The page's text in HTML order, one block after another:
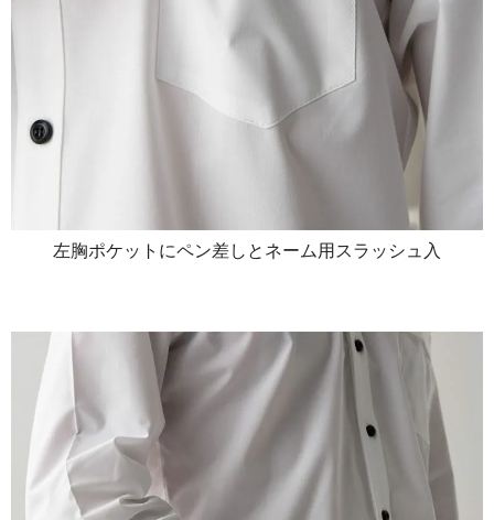
左胸ポケットにペン差しとネーム用スラッシュ入